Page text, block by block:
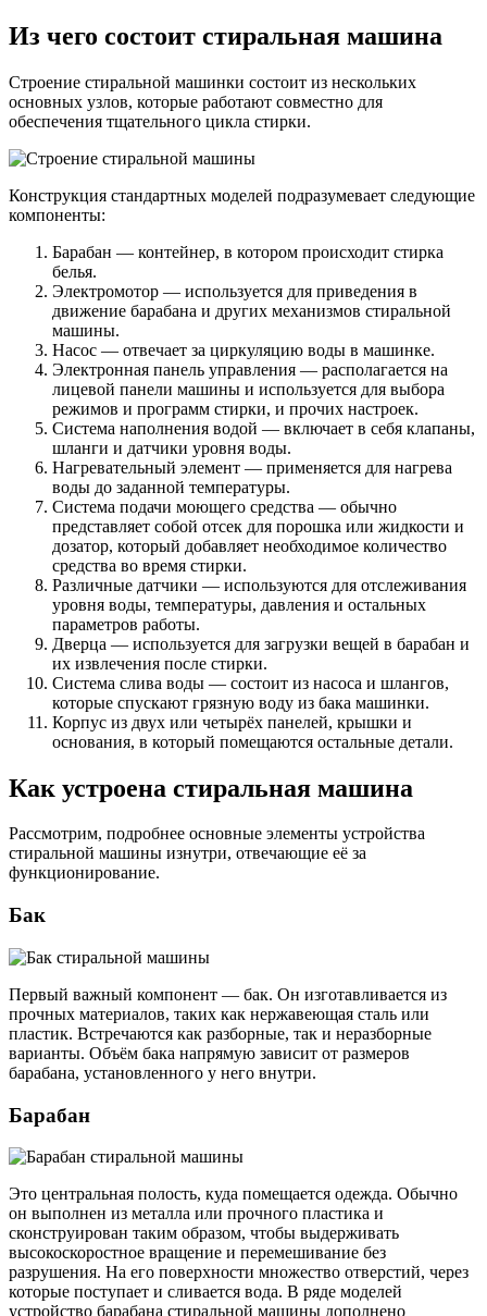
Из чего состоит стиральная машина
Строение стиральной машинки состоит из нескольких
основных узлов, которые работают совместно для
обеспечения тщательного цикла стирки.
Конструкция стандартных моделей подразумевает следующие
компоненты:
Барабан — контейнер, в котором происходит стирка
белья.
Электромотор — используется для приведения в
движение барабана и других механизмов стиральной
машины.
Насос — отвечает за циркуляцию воды в машинке.
Электронная панель управления — располагается на
лицевой панели машины и используется для выбора
режимов и программ стирки, и прочих настроек.
Система наполнения водой — включает в себя клапаны,
шланги и датчики уровня воды.
Нагревательный элемент — применяется для нагрева
воды до заданной температуры.
Система подачи моющего средства — обычно
представляет собой отсек для порошка или жидкости и
дозатор, который добавляет необходимое количество
средства во время стирки.
Различные датчики — используются для отслеживания
уровня воды, температуры, давления и остальных
параметров работы.
Дверца — используется для загрузки вещей в барабан и
их извлечения после стирки.
Система слива воды — состоит из насоса и шлангов,
которые спускают грязную воду из бака машинки.
Корпус из двух или четырёх панелей, крышки и
основания, в который помещаются остальные детали.
Как устроена стиральная машина
Рассмотрим, подробнее основные элементы устройства
стиральной машины изнутри, отвечающие её за
функционирование.
Бак
Первый важный компонент — бак. Он изготавливается из
прочных материалов, таких как нержавеющая сталь или
пластик. Встречаются как разборные, так и неразборные
варианты. Объём бака напрямую зависит от размеров
барабана, установленного у него внутри.
Барабан
Это центральная полость, куда помещается одежда. Обычно
он выполнен из металла или прочного пластика и
сконструирован таким образом, чтобы выдерживать
высокоскоростное вращение и перемешивание без
разрушения. На его поверхности множество отверстий, через
которые поступает и сливается вода. В ряде моделей
устройство барабана стиральной машины дополнено